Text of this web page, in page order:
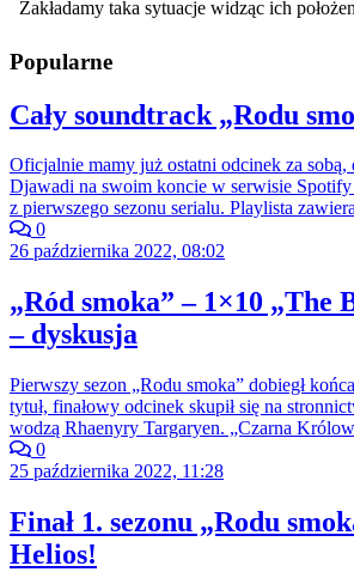
Popularne
Cały soundtrack „Rodu
Oficjalnie mamy już ostatni odcinek za sobą,
Djawadi na swoim koncie w serwisie Spotify
z pierwszego sezonu serialu. Playlista
0
26 października 2022, 08:02
„Ród smoka” – 1×10 „The
– dyskusja
Pierwszy sezon „Rodu smoka” dobiegł
tytuł, finałowy odcinek skupił się na
wodzą Rhaenyry Targaryen. „Czarna
0
25 października 2022, 11:28
Finał 1. sezonu „Rodu
Helios!